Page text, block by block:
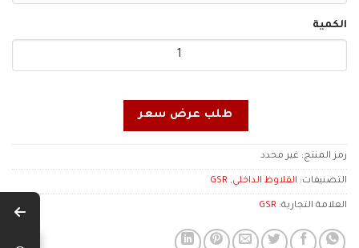
الكمية
طلب عرض سعر
رمز المنتج: غير محدد
التصنيفات: القلاوظ الداخلي,
GSR
العلامة التجارية: GSR